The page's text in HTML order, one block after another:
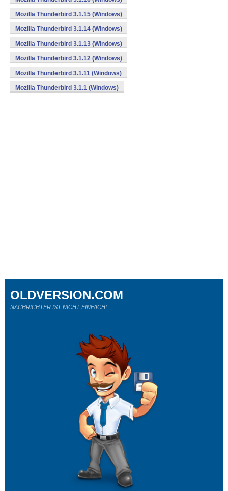
Mozilla Thunderbird 3.1.15 (Windows)
Mozilla Thunderbird 3.1.14 (Windows)
Mozilla Thunderbird 3.1.13 (Windows)
Mozilla Thunderbird 3.1.12 (Windows)
Mozilla Thunderbird 3.1.11 (Windows)
Mozilla Thunderbird 3.1.1 (Windows)
OLDVERSION.COM
NACHRICHTER IST NICHT EINFACH!